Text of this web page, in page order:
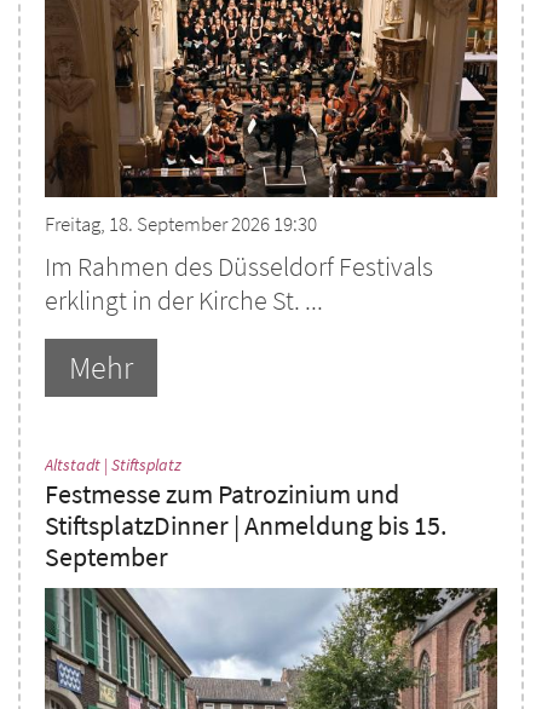
Freitag, 18. September 2026 19:30
Im Rahmen des Düsseldorf Festivals
erklingt in der Kirche St. ...
Mehr
Altstadt | Stiftsplatz:
Festmesse zum Patrozinium und
StiftsplatzDinner | Anmeldung bis 15.
September